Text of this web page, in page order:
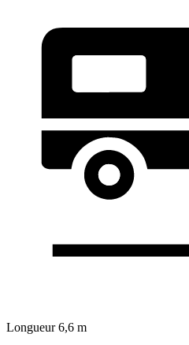
Longueur 6,6 m